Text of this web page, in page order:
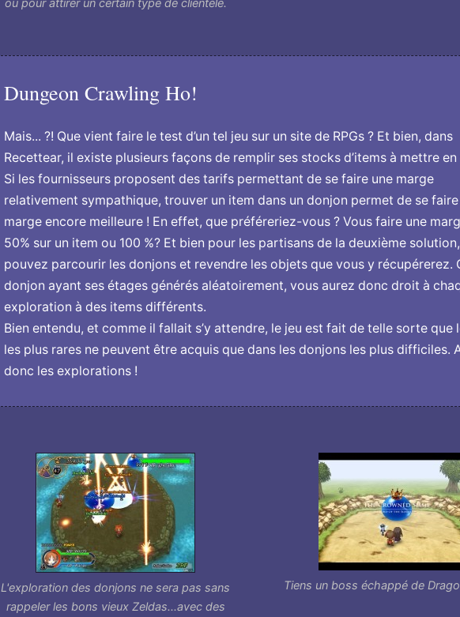
ou pour attirer un certain type de clientèle.
Dungeon Crawling Ho!
Mais... ?! Que vient faire le test d’un tel jeu sur un site de RPGs ? Et bien, dans
Recettear, il existe plusieurs façons de remplir ses stocks d’items à mettre en
Si les fournisseurs proposent des tarifs permettant de se faire une marge
relativement sympathique, trouver un item dans un donjon permet de se faire
marge encore meilleure ! En effet, que préféreriez-vous ? Vous faire une
50% sur un item ou 100 %? Et bien pour les partisans de la deuxième
pouvez parcourir les donjons et revendre les objets que vous y récupérerez.
donjon ayant ses étages générés aléatoirement, vous aurez donc droit à
exploration à des items différents.
Bien entendu, et comme il fallait s’y attendre, le jeu est fait de telle sorte que
les plus rares ne peuvent être acquis que dans les donjons les plus difficiles.
donc les explorations !
L'exploration des donjons ne sera pas sans
rappeler les bons vieux Zeldas...avec des
Tiens un boss échappé de